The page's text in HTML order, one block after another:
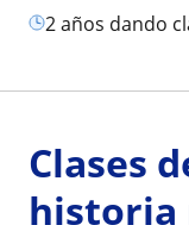
2 años dando
Clases
historia